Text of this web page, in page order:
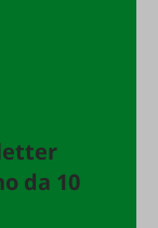
da 10